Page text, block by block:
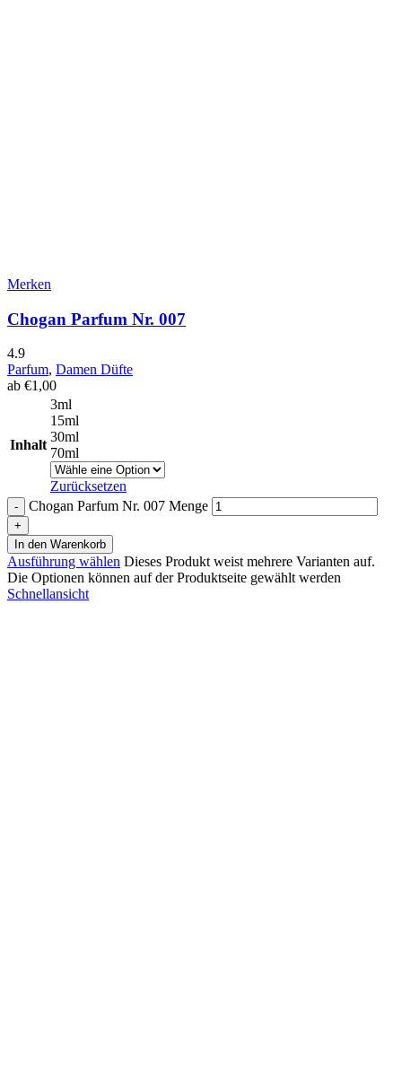
Merken
Chogan Parfum Nr. 007
4.9
Parfum, Damen Düfte
ab €1,00
Inhalt
3ml
15ml
30ml
70ml
Zurücksetzen
Chogan Parfum Nr. 007 Menge
In den Warenkorb
Ausführung wählen Dieses Produkt weist mehrere Varianten auf.
Die Optionen können auf der Produktseite gewählt werden
Schnellansicht